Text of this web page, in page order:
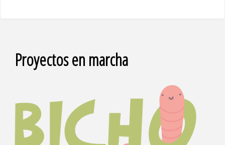
Proyectos en marcha